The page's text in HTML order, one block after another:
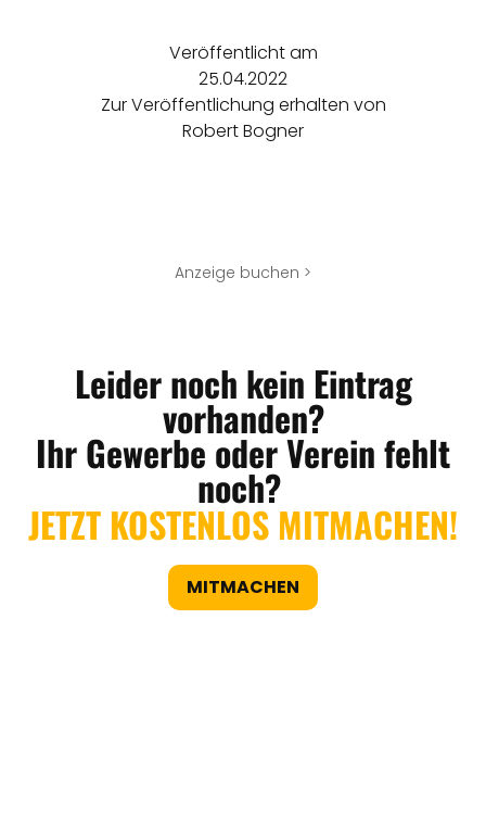
Veröffentlicht am
25.04.2022
Zur Veröffentlichung erhalten von
Robert Bogner
Anzeige buchen >
Leider noch kein Eintrag
vorhanden?
Ihr Gewerbe oder Verein fehlt
noch?
JETZT KOSTENLOS MITMACHEN!
MITMACHEN